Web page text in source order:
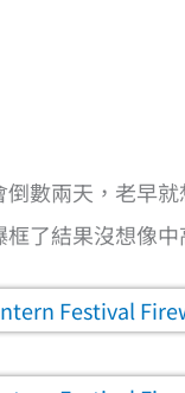
數兩天，老早
了結果沒想像